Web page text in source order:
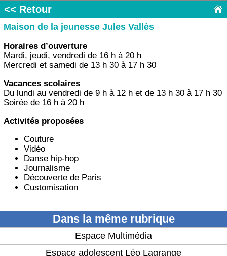
<< Retour
Maison de la jeunesse Jules Vallès
Horaires d’ouverture
Mardi, jeudi, vendredi de 16 h à 20 h
Mercredi et samedi de 13 h 30 à 17 h 30
Vacances scolaires
Du lundi au vendredi de 9 h à 12 h et de 13 h 30 à 17 h 30
Soirée de 16 h à 20 h
Activités proposées
Couture
Vidéo
Danse hip-hop
Journalisme
Découverte de Paris
Customisation
Dans la même rubrique
Espace Multimédia
Espace adolescent Léo Lagrange